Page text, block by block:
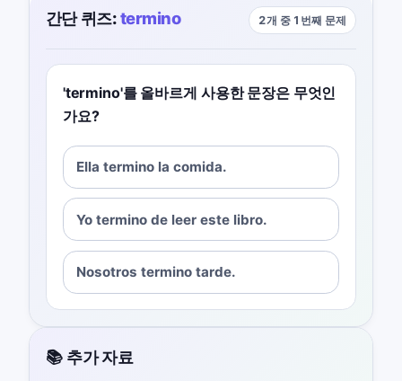
간단 퀴즈:termino 2개 중 1번째 문제
'termino'를 올바르게 사용한 문장은 무엇인
가요?
Ella termino la comida.
Yo termino de leer este libro.
Nosotros termino tarde.
📚 추가 자료